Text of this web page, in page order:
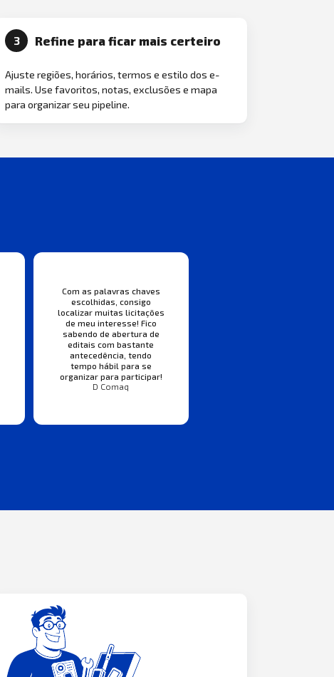
3 Refine para ficar mais certeiro
Ajuste regiões, horários, termos e estilo dos e-
mails. Use favoritos, notas, exclusões e mapa
para organizar seu pipeline.
Com as palavras chaves
escolhidas, consigo
localizar muitas licitações
de meu interesse! Fico
sabendo de abertura de
editais com bastante
antecedência, tendo
tempo hábil para se
organizar para participar!
D Comaq